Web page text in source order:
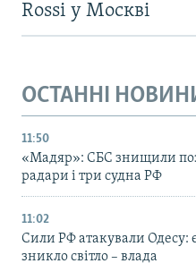
Rossi у Москві
ОСТАННІ
11:50
«Мадяр»: СБС знищили
радари і три судна РФ
11:02
Сили РФ атакували Одесу:
зникло світло – влада